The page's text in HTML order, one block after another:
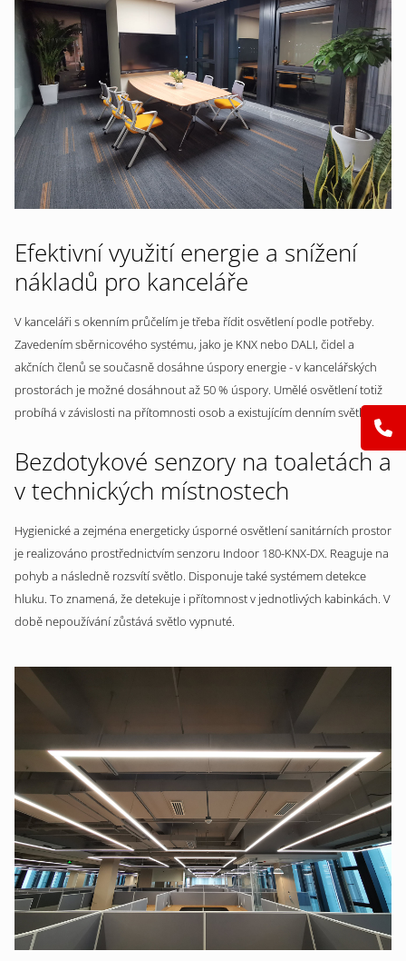
Efektivní využití energie a snížení
nákladů pro kanceláře
V kanceláři s okenním průčelím je třeba řídit osvětlení podle potřeby.
Zavedením sběrnicového systému, jako je KNX nebo DALI, čidel a
akčních členů se současně dosáhne úspory energie - v kancelářských
prostorách je možné dosáhnout až 50 % úspory. Umělé osvětlení totiž
probíhá v závislosti na přítomnosti osob a existujícím denním světle.
Bezdotykové senzory na toaletách a
v technických místnostech
Hygienické a zejména energeticky úsporné osvětlení sanitárních prostor
je realizováno prostřednictvím senzoru Indoor 180-KNX-DX. Reaguje na
pohyb a následně rozsvítí světlo. Disponuje také systémem detekce
hluku. To znamená, že detekuje i přítomnost v jednotlivých kabinkách. V
době nepoužívání zůstává světlo vypnuté.